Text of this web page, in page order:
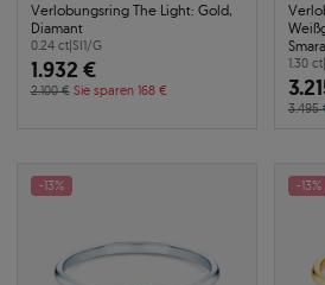
Verlobungsring The Light: Gold,
Diamant
0.24 ct|SI1/G
1.932 €
2.100 € Sie sparen 168 €
1.30 ct|
3.495
-13% -13%